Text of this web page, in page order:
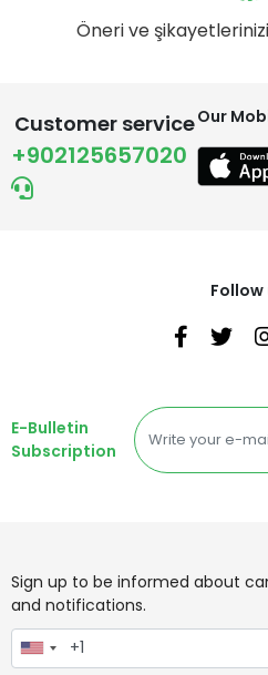
Öneri ve
Customer service
+902125657020
Our
Follow
E-Bulletin
Subscription
Sign up to be informed about
and notifications.